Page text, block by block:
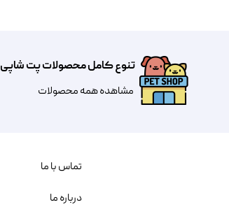
تنوع کامل محصولات پت شاپی
مشاهده همه محصولات
تماس با ما
درباره ما